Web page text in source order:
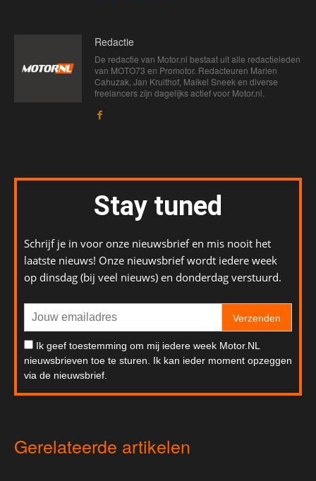
Redactie
De redactie van Motor.nl bestaat uit alle redactieleden
van MOTO73 en Promotor. Redacteuren Marien
Cahuzak, Jan Kruithof, Maikel Sneek en diverse
freelancers zijn dagelijks actief voor Motor.nl.
Stay tuned
Schrijf je in voor onze nieuwsbrief en mis nooit het
laatste nieuws! Onze nieuwsbrief wordt iedere week
op dinsdag (bij veel nieuws) en donderdag verstuurd.
Verzenden
Ik geef toestemming om mij iedere week Motor.NL
nieuwsbrieven toe te sturen. Ik kan ieder moment opzeggen
via de nieuwsbrief.
Gerelateerde artikelen